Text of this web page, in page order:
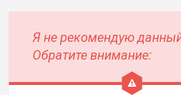
Я не рекомендую
Обратите внимание: